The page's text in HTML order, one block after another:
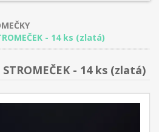
- 14 ks (zlatá)
- 14 ks (zlatá)